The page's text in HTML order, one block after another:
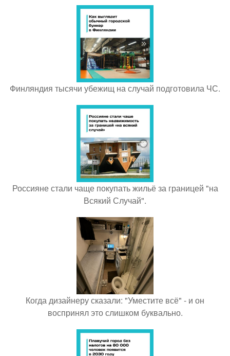
Финляндия тысячи убежищ на случай подготовила ЧС.
Россияне стали чаще покупать жильё за границей "на
Всякий Случай".
Когда дизайнеру сказали: "Уместите всё" - и он
воспринял это слишком буквально.